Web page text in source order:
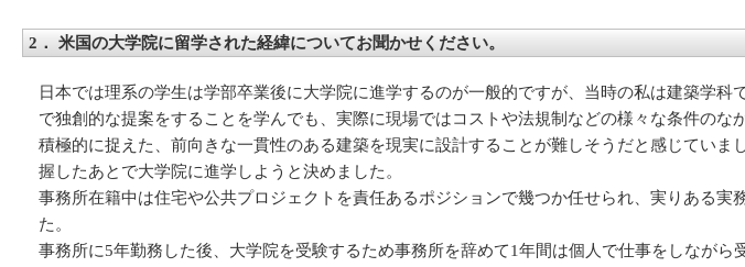
2． 米国の大学院に留学された経緯についてお聞かせください。
日本では理系の学生は学部卒業後に大学院に進学するのが一般的ですが、当時の私は建築学
で独創的な提案をすることを学んでも、実際に現場ではコストや法規制などの様々な条件の
積極的に捉えた、前向きな一貫性のある建築を現実に設計することが難しそうだと感じてい
握したあとで大学院に進学しようと決めました。
事務所在籍中は住宅や公共プロジェクトを責任あるポジションで幾つか任せられ、実りある
た。
事務所に5年勤務した後、大学院を受験するため事務所を辞めて1年間は個人で仕事をしなが